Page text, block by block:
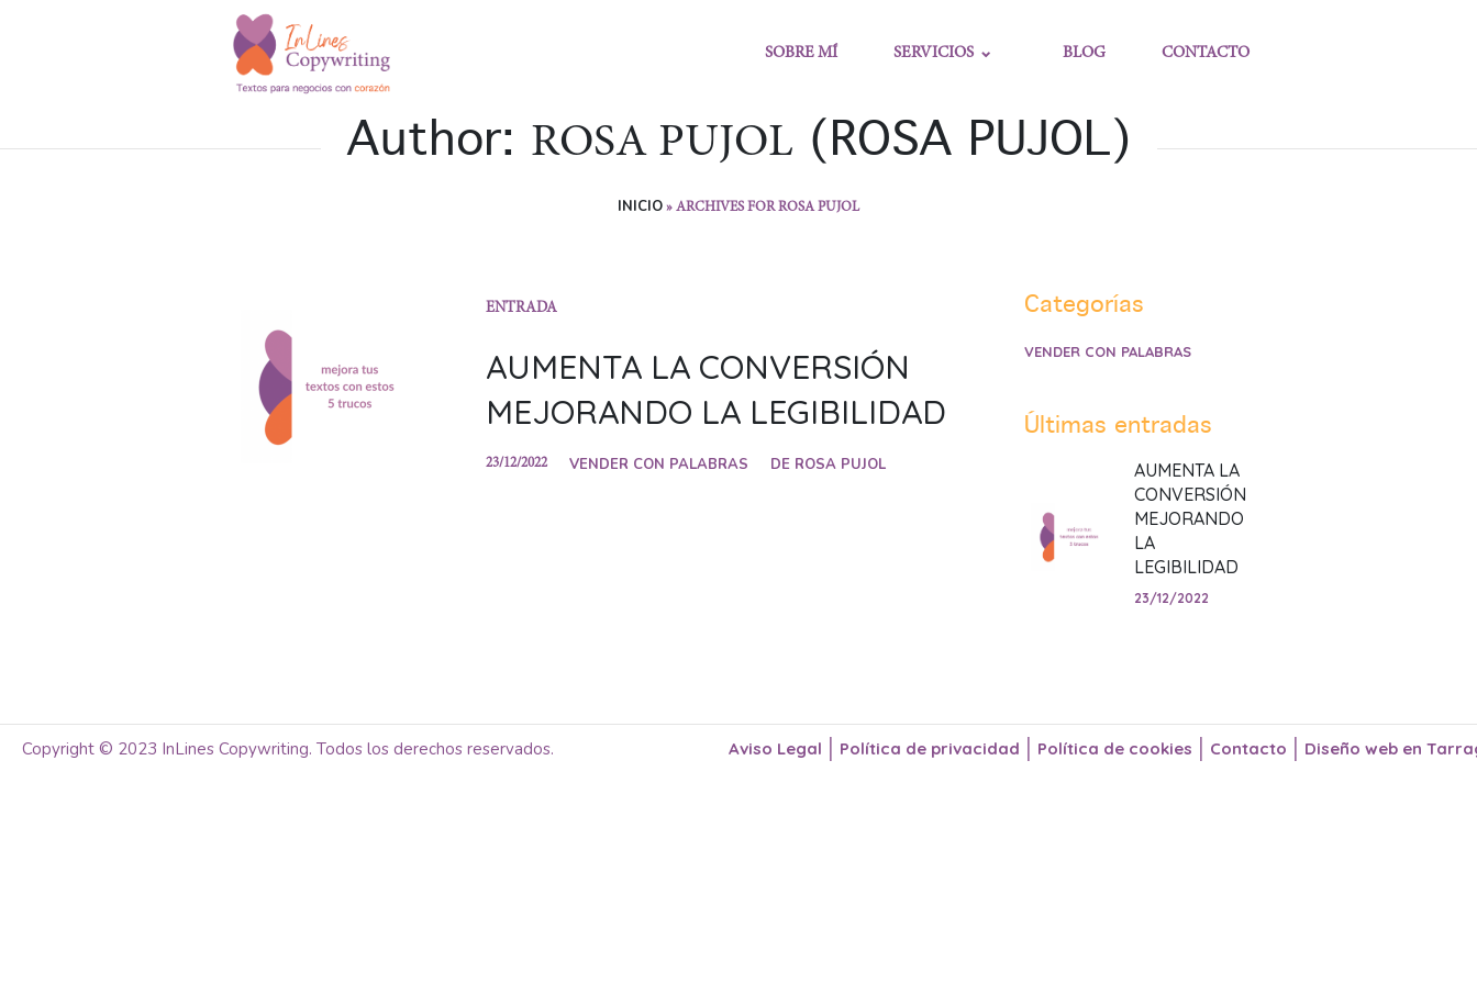
SOBRE MÍ SERVICIOS BLOG CONTACTO
Author: ROSA PUJOL (ROSA PUJOL)
INICIO » ARCHIVES FOR ROSA PUJOL
ENTRADA
AUMENTA LA CONVERSIÓN
MEJORANDO LA LEGIBILIDAD
23/12/2022 VENDER CON PALABRAS DE ROSA PUJOL
Categorías
VENDER CON PALABRAS
Últimas entradas
AUMENTA LA
CONVERSIÓN
MEJORANDO
LA
LEGIBILIDAD
23/12/2022
Aviso Legal Política de privacidad Política de cookies Contacto Diseño web en
Copyright © 2023 InLines Copywriting. Todos los derechos reservados.